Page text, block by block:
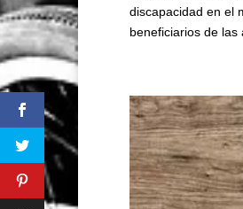
discapacidad en el
beneficiarios de las